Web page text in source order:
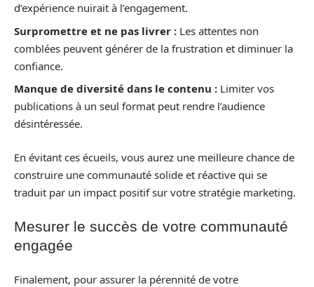
d’expérience nuirait à l’engagement.
Surpromettre et ne pas livrer : Les attentes non
comblées peuvent générer de la frustration et diminuer la
confiance.
Manque de diversité dans le contenu : Limiter vos
publications à un seul format peut rendre l’audience
désintéressée.
En évitant ces écueils, vous aurez une meilleure chance de
construire une communauté solide et réactive qui se
traduit par un impact positif sur votre stratégie marketing.
Mesurer le succès de votre communauté
engagée
Finalement, pour assurer la pérennité de votre